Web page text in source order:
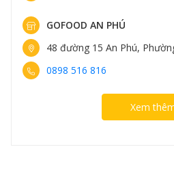
GOFOOD AN PHÚ
48 đường 15 An Phú,
0898 516 816
Xem